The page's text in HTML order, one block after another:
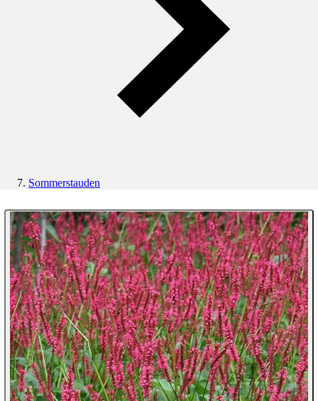
Sommerstauden